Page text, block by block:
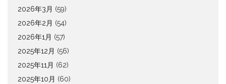
2026年3月 (59)
2026年2月 (54)
2026年1月 (57)
2025年12月 (56)
2025年11月 (62)
2025年10月 (60)